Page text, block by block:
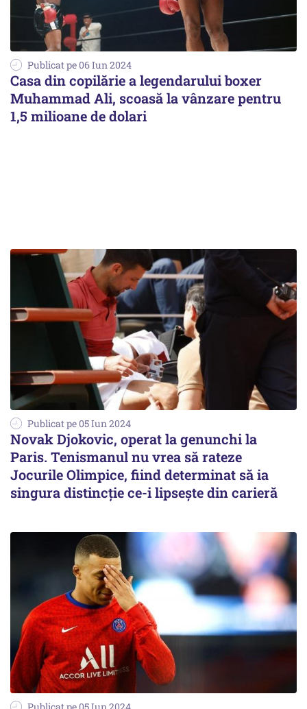
Publicat pe 06 Iun 2024
Casa din copilărie a legendarului boxer
Muhammad Ali, scoasă la vânzare pentru
1,5 milioane de dolari
Publicat pe 05 Iun 2024
Novak Djokovic, operat la genunchi la
Paris. Tenismanul nu vrea să rateze
Jocurile Olimpice, fiind determinat să ia
singura distincție ce-i lipsește din carieră